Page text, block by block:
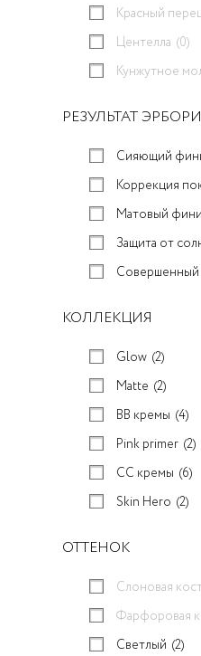
Красный
Центелла (0)
Кунжутное
РЕЗУЛЬТАТ
Сияющий
Коррекция
Матовый
Защита от
Совершенный
КОЛЛЕКЦИЯ
Glow (2)
Matte (2)
BB кремы (4)
Pink primer (2)
CC кремы (6)
Skin Hero (2)
ОТТЕНОК
Слоновая
Фарфоровая
Светлый (2)